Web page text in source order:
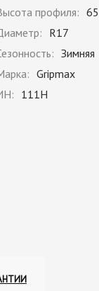
профиля: 65
R17
Зимняя
Gripmax
111H